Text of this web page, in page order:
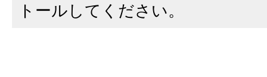
トールしてください。